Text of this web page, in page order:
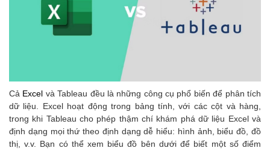
Cả Excel và Tableau đều là những công cụ phổ biến để phân tích
dữ liệu. Excel hoạt động trong bảng tính, với các cột và hàng,
trong khi Tableau cho phép thậm chí khám phá dữ liệu Excel và
định dạng mọi thứ theo định dạng dễ hiểu: hình ảnh, biểu đồ, đồ
thị, v.v. Bạn có thể xem biểu đồ bên dưới để biết một số điểm